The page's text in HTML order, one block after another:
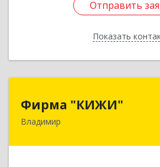
Отправить
Показать
Отправить
Назад
Фирма "КИЖИ"
Владимир600000,